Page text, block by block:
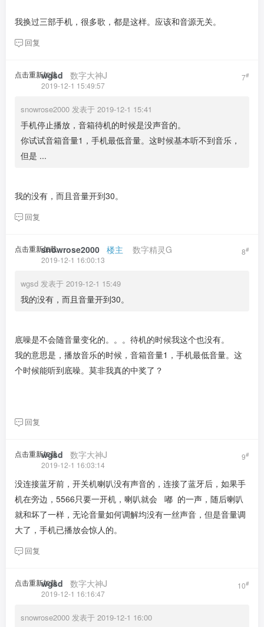
我换过三部手机，很多歌，都是这样。应该和音源无关。
回复
点击重新加载 7#
wgsd 数字大神J
2019-12-1 15:49:57
snowrose2000 发表于 2019-12-1 15:41
手机停止播放，音箱待机的时候是没声音的。
你试试音箱音量1，手机最低音量。这时候基本听不到音乐，
但是 ...
我的没有，而且音量开到30。
回复
点击重新加载 8#
snowrose2000 楼主 数字精灵G
2019-12-1 16:00:13
wgsd 发表于 2019-12-1 15:49
我的没有，而且音量开到30。
底噪是不会随音量变化的。。。待机的时候我这个也没有。
我的意思是，播放音乐的时候，音箱音量1，手机最低音量。这
个时候能听到底噪。莫非我真的中奖了？
回复
点击重新加载 9#
wgsd 数字大神J
2019-12-1 16:03:14
没连接蓝牙前，开关机喇叭没有声音的，连接了蓝牙后，如果手
机在旁边，5566只要一开机，喇叭就会 嘟 的一声，随后喇叭
就和坏了一样，无论音量如何调解均没有一丝声音，但是音量调
大了，手机已播放会惊人的。
回复
点击重新加载 10#
wgsd 数字大神J
2019-12-1 16:16:47
snowrose2000 发表于 2019-12-1 16:00